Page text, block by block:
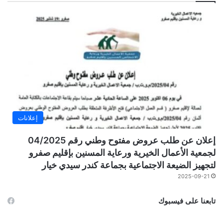
إعلانات
إعلان عن طلب عروض مفتوح وطني رقم 04/2025
لجمعية الأعمال الخيرية ورعاية المسنين بإقليم صفرو
لتجهيز الضيعة الاجتماعية بجماعة كندر سيدي خيار
2025-09-21
تابعنا على فيسبوك